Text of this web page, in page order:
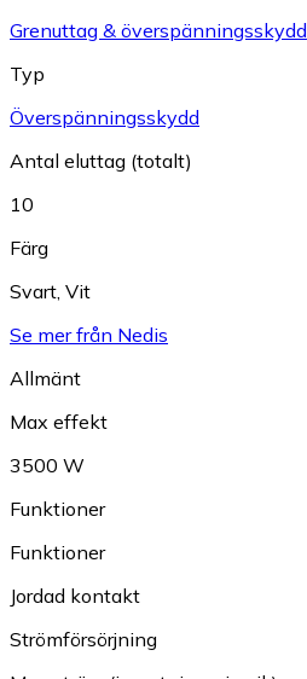
Grenuttag & överspänningsskydd
Typ
Överspänningsskydd
Antal eluttag (totalt)
10
Färg
Svart, Vit
Se mer från Nedis
Allmänt
Max effekt
3500 W
Funktioner
Funktioner
Jordad kontakt
Strömförsörjning